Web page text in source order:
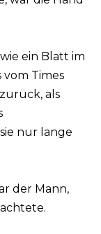
ein Blatt im
Times
als
nur lange
der Mann,